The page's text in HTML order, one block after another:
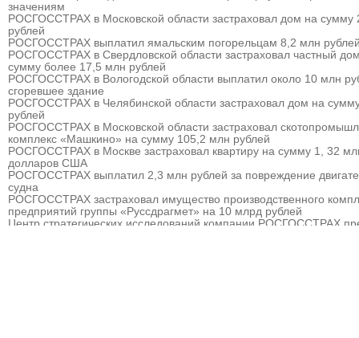
значениям
РОСГОССТРАХ в Московской области застраховал дом на сумму
рублей
РОСГОССТРАХ выплатил ямальским погорельцам 8,2 млн
РОСГОССТРАХ в Свердловской области застраховал частный
сумму более 17,5 млн рублей
РОСГОССТРАХ в Вологодской области выплатил около 10 млн
сгоревшее здание
РОСГОССТРАХ в Челябинской области застраховал дом на
рублей
РОСГОССТРАХ в Московской области застраховал
комплекс «Машкино» на сумму 105,2 млн рублей
РОСГОССТРАХ в Москве застраховал квартиру на сумму 1, 32
долларов США
РОСГОССТРАХ выплатил 2,3 млн рублей за повреждение
судна
РОСГОССТРАХ застраховал имущество производственного
предприятий группы «Руссдрагмет» на 10 млрд рублей
Центр стратегических исследований компании РОСГОССТРАХ